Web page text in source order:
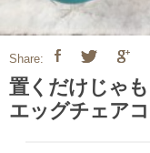
Share:
置くだけじゃ
エッグチェア